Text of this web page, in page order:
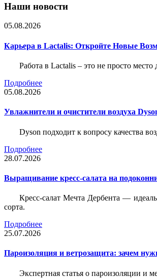
Наши новости
05.08.2026
Карьера в Lactalis: Откройте Новые
Работа в Lactalis – это не просто
Подробнее
05.08.2026
Увлажнители и очистители воздуха
Dyson подходит к вопросу качества
Подробнее
28.07.2026
Выращивание кресс-салата на
Кресс-салат Мечта Дербента —
сорта.
Подробнее
25.07.2026
Пароизоляция и ветрозащита: зачем
Экспертная статья о пароизоляции и